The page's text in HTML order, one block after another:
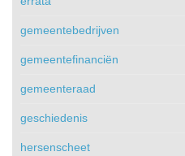
gemeentebedrijven
gemeentefinanciën
gemeenteraad
geschiedenis
hersenscheet